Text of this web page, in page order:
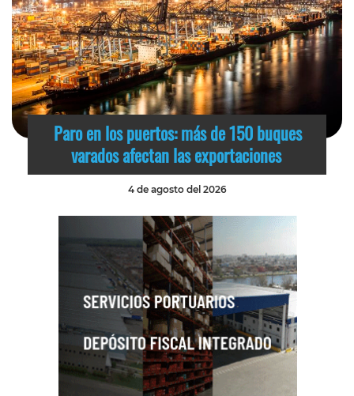
Paro en los puertos: más de 150 buques
varados afectan las exportaciones
4 de agosto del 2026